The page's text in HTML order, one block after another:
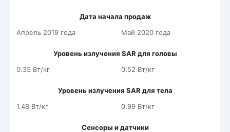
Дата начала продаж
Апрель 2019 года
Май 2020 года
Уровень излучения SAR для головы
0.35 Вт/кг
0.52 Вт/кг
Уровень излучения SAR для тела
1.48 Вт/кг
0.99 Вт/кг
Сенсоры и датчики